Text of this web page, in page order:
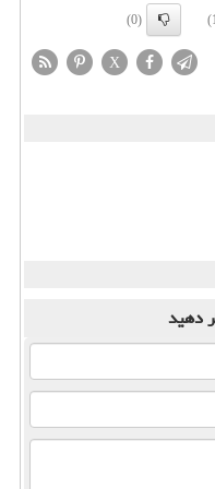
(0)
X
دهید